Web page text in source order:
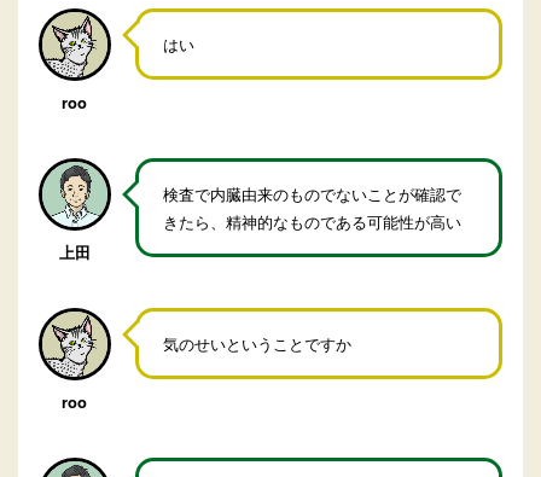
roo
はい
上田
検査で内臓由来のものでないことが確認で
きたら、精神的なものである可能性が高い
roo
気のせいということですか